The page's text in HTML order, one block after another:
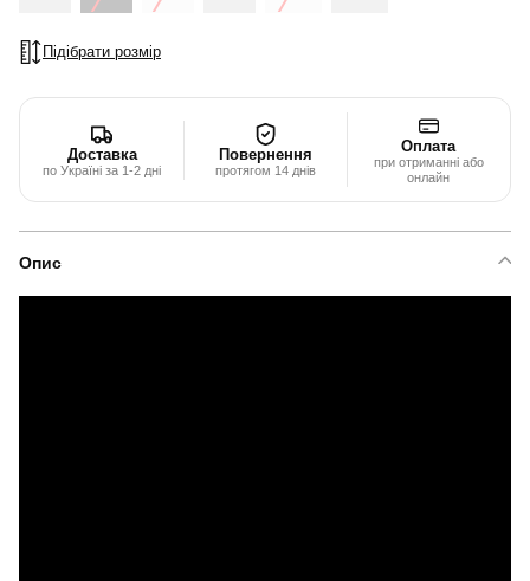
Підібрати розмір
Доставка
по Україні за 1-2 дні
Повернення
протягом 14 днів
Оплата
при отриманні або
онлайн
Опис